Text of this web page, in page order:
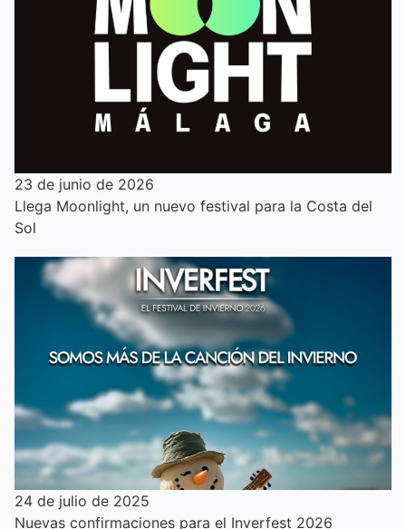
23 de junio de 2026
Llega Moonlight, un nuevo festival para la Costa del
Sol
24 de julio de 2025
Nuevas confirmaciones para el Inverfest 2026